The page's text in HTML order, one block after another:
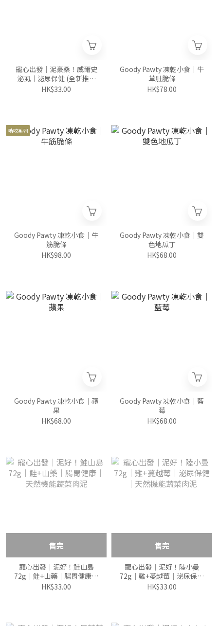
寵心出發｜泥豪桑！威爾史
泌虱｜泌尿保健 (全新推出
GABA肉泥系列)
HK$33.00
Goody Pawty 凍乾小食｜牛
草肚脆條
HK$78.00
啃咬系列
Goody Pawty 凍乾小食｜牛
筋脆條
HK$98.00
Goody Pawty 凍乾小食｜雙
色地瓜丁
HK$68.00
Goody Pawty 凍乾小食｜蘋
果
HK$68.00
Goody Pawty 凍乾小食｜藍
莓
HK$68.00
售完
寵心出發｜泥好！鮭山島
72g｜鮭+山藥｜腸胃健康｜
天然機能蔬菜肉泥
HK$33.00
售完
寵心出發｜泥好！陸小曼
72g｜雞+蔓越莓｜泌尿保健
｜天然機能蔬菜肉泥
HK$33.00